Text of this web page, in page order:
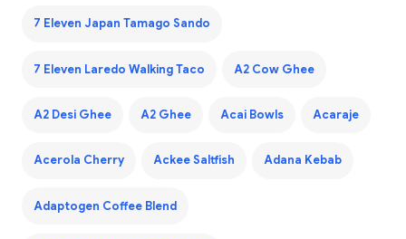
7 Eleven Japan Tamago Sando
7 Eleven Laredo Walking Taco A2 Cow Ghee
A2 Desi Ghee A2 Ghee Acai Bowls Acaraje
Acerola Cherry Ackee Saltfish Adana Kebab
Adaptogen Coffee Blend